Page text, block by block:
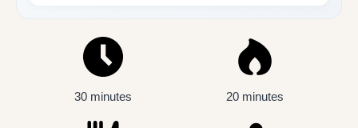
30 minutes 20 minutes